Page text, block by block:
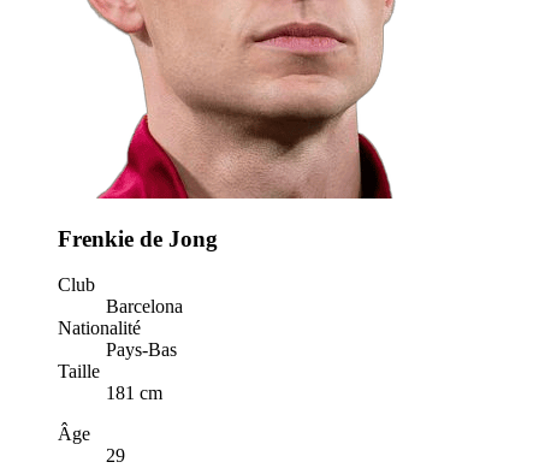
Frenkie de Jong
Club
Barcelona
Nationalité
Pays-Bas
Taille
181 cm
Âge
29